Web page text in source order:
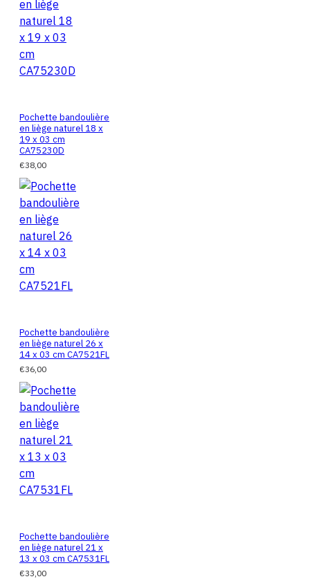
Pochette bandoulière
en liège naturel 18 x
19 x 03 cm
CA75230D
€38,00
Pochette bandoulière
en liège naturel 26 x
14 x 03 cm CA7521FL
€36,00
Pochette bandoulière
en liège naturel 21 x
13 x 03 cm CA7531FL
€33,00